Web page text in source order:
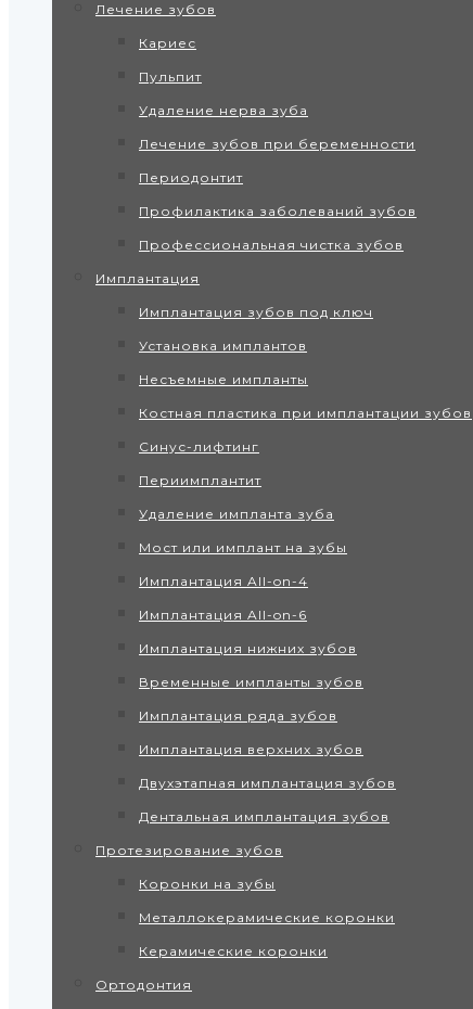
Лечение зубов
Кариес
Пульпит
Удаление нерва зуба
Лечение зубов при беременности
Периодонтит
Профилактика заболеваний зубов
Профессиональная чистка зубов
Имплантация
Имплантация зубов под ключ
Установка имплантов
Несъемные импланты
Костная пластика при имплантации зубов
Синус-лифтинг
Периимплантит
Удаление импланта зуба
Мост или имплант на зубы
Имплантация All-on-4
Имплантация All-on-6
Имплантация нижних зубов
Временные импланты зубов
Имплантация ряда зубов
Имплантация верхних зубов
Двухэтапная имплантация зубов
Дентальная имплантация зубов
Протезирование зубов
Коронки на зубы
Металлокерамические коронки
Керамические коронки
Ортодонтия